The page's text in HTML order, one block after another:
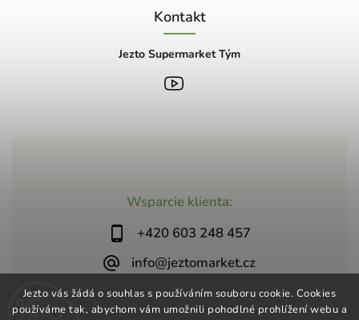
Jezto vás žádá o souhlas s používáním souboru cookie. Cookies
používáme tak, abychom vám umožnili pohodlné prohlížení webu a
Wsparcie klienta:
+420 603 248 457
info@jeztomarket.cz
Kontakt
Jezto Supermarket Tým